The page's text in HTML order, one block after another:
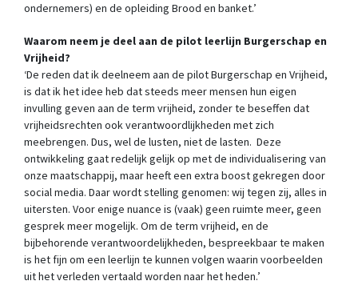
ondernemers) en de opleiding Brood en banket.’
Waarom neem je deel aan de pilot leerlijn Burgerschap en
Vrijheid?
‘De reden dat ik deelneem aan de pilot Burgerschap en Vrijheid,
is dat ik het idee heb dat steeds meer mensen hun eigen
invulling geven aan de term vrijheid, zonder te beseffen dat
vrijheidsrechten ook verantwoordlijkheden met zich
meebrengen. Dus, wel de lusten, niet de lasten. Deze
ontwikkeling gaat redelijk gelijk op met de individualisering van
onze maatschappij, maar heeft een extra boost gekregen door
social media. Daar wordt stelling genomen: wij tegen zij, alles in
uitersten. Voor enige nuance is (vaak) geen ruimte meer, geen
gesprek meer mogelijk. Om de term vrijheid, en de
bijbehorende verantwoordelijkheden, bespreekbaar te maken
is het fijn om een leerlijn te kunnen volgen waarin voorbeelden
uit het verleden vertaald worden naar het heden.’